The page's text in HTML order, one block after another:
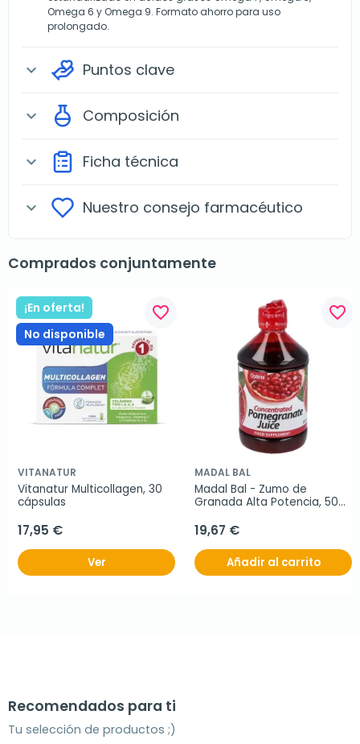
Omega 6 y Omega 9. Formato ahorro para uso
prolongado.
expand_more Puntos clave
expand_more Composición
expand_more Ficha técnica
expand_more Nuestro consejo farmacéutico
Comprados conjuntamente
¡En oferta!
No disponible
favorite_border
VITANATUR
Vitanatur Multicollagen, 30
cápsulas
17,95 €
Ver
favorite_border
MADAL BAL
Madal Bal - Zumo de
Granada Alta Potencia, 500
19,67 €
Añadir al carrito
Recomendados para ti
Tu selección de productos ;)